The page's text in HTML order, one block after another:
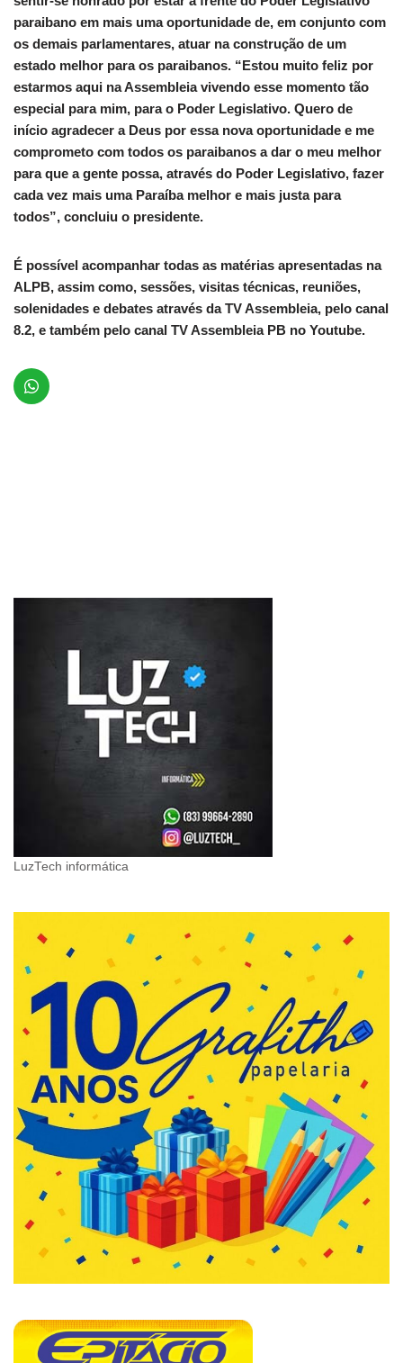
paraibano em mais uma oportunidade de, em conjunto com
os demais parlamentares, atuar na construção de um
estado melhor para os paraibanos. “Estou muito feliz por
estarmos aqui na Assembleia vivendo esse momento tão
especial para mim, para o Poder Legislativo. Quero de
início agradecer a Deus por essa nova oportunidade e me
comprometo com todos os paraibanos a dar o meu melhor
para que a gente possa, através do Poder Legislativo, fazer
cada vez mais uma Paraíba melhor e mais justa para
todos”, concluiu o presidente.
É possível acompanhar todas as matérias apresentadas na
ALPB, assim como, sessões, visitas técnicas, reuniões,
solenidades e debates através da TV Assembleia, pelo canal
8.2, e também pelo canal TV Assembleia PB no Youtube.
LuzTech informática